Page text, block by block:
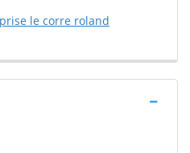
le corre roland